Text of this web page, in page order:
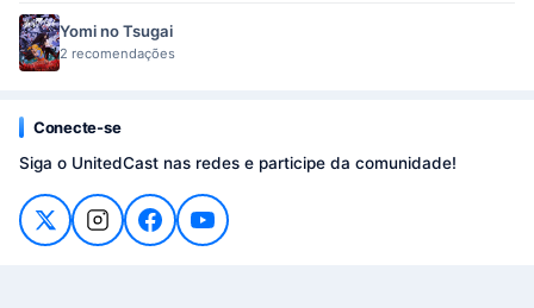
Yomi no Tsugai
2 recomendações
Conecte-se
Siga o UnitedCast nas redes e participe da comunidade!